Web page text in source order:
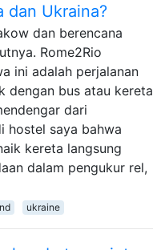
dan Ukraina?
dan berencana
Rome2Rio
ini adalah perjalanan
dengan bus atau kereta
dari
hostel saya bahwa
kereta langsung
dalam pengukur rel,
ukraine